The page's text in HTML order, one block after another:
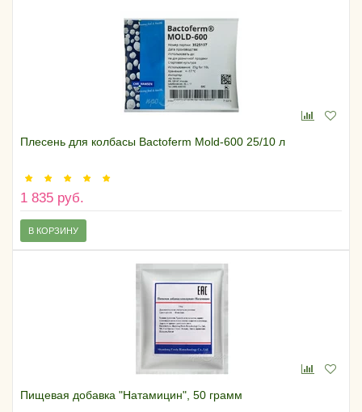
Плесень для колбасы Bactoferm Mold-600 25/10 л
1 835 руб.
В КОРЗИНУ
Пищевая добавка "Натамицин", 50 грамм